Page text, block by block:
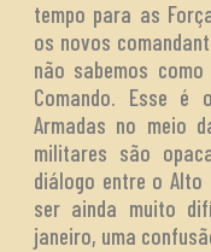
tempo para as
os novos
não sabemos
Comando. Esse
Armadas no meio
militares são
diálogo entre o Alto
ser ainda muito
janeiro, uma